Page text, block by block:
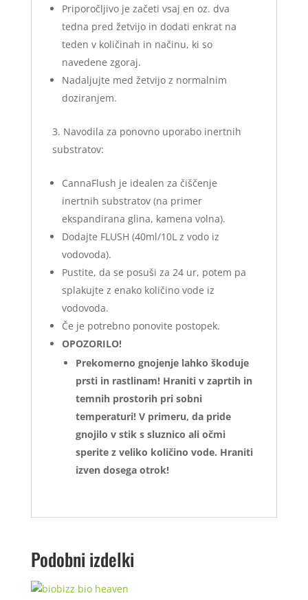
Priporočljivo je začeti vsaj en oz. dva
tedna pred žetvijo in dodati enkrat na
teden v količinah in načinu, ki so
navedene zgoraj.
Nadaljujte med žetvijo z normalnim
doziranjem.
Navodila za ponovno uporabo inertnih
substratov:
CannaFlush je idealen za čiščenje
inertnih substratov (na primer
ekspandirana glina, kamena volna).
Dodajte FLUSH (40ml/10L z vodo iz
vodovoda).
Pustite, da se posuši za 24 ur, potem pa
splakujte z enako količino vode iz
vodovoda.
Če je potrebno ponovite postopek.
OPOZORILO!
Prekomerno gnojenje lahko škoduje
prsti in rastlinam! Hraniti v zaprtih in
temnih prostorih pri sobni
temperaturi! V primeru, da pride
gnojilo v stik s sluznico ali očmi
sperite z veliko količino vode. Hraniti
izven dosega otrok!
Podobni izdelki